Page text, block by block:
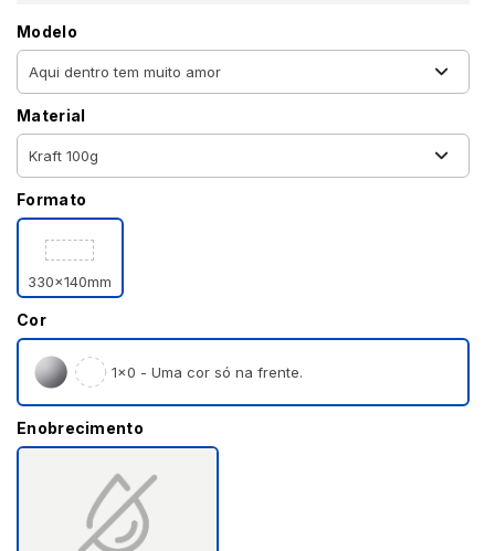
Modelo
Material
Formato
330x140mm
Cor
1×0 - Uma cor só na frente.
Enobrecimento